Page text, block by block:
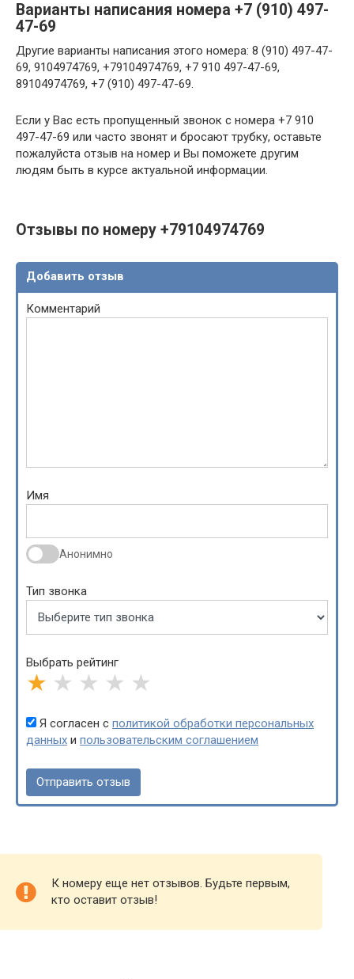
Варианты написания номера +7 (910) 497-
47-69
Другие варианты написания этого номера: 8 (910) 497-47-
69, 9104974769, +79104974769, +7 910 497-47-69,
89104974769, +7 (910) 497-47-69.
Если у Вас есть пропущенный звонок с номера +7 910
497-47-69 или часто звонят и бросают трубку, оставьте
пожалуйста отзыв на номер и Вы поможете другим
людям быть в курсе актуальной информации.
Отзывы по номеру +79104974769
Добавить отзыв
Комментарий
Имя
Анонимно
Тип звонка
Выбрать рейтинг
★ ★ ★ ★ ★
Я согласен с политикой обработки персональных
данных и пользовательским соглашением
К номеру еще нет отзывов. Будьте первым,
кто оставит отзыв!